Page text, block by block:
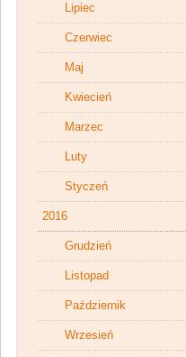
Lipiec
Czerwiec
Maj
Kwiecień
Marzec
Luty
Styczeń
2016
Grudzień
Listopad
Październik
Wrzesień